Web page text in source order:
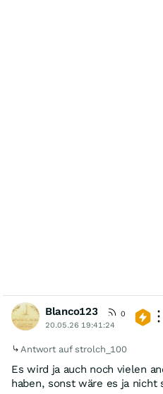
Blanco123
0
20.05.26 19:41:24
Antwort auf strolch_100
Es wird ja auch noch vielen
haben, sonst wäre es ja nicht